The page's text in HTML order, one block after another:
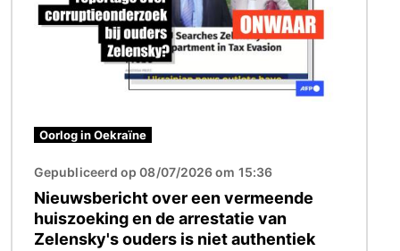
Oorlog in Oekraïne
Gepubliceerd op 08/07/2026 om 15:36
Nieuwsbericht over een vermeende
huiszoeking en de arrestatie van
Zelensky's ouders is niet authentiek